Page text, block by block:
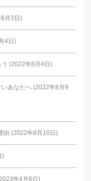
月3日)
4日)
(2022年8月4日)
あなたへ (2022年8月9
由 (2022年8月10日)
)
年4月6日)